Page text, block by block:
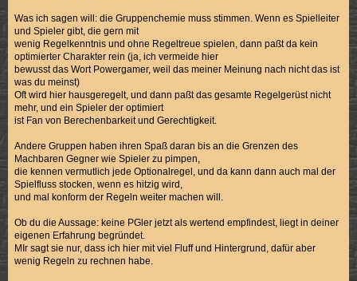
Was ich sagen will: die Gruppenchemie muss stimmen. Wenn es Spielleiter
und Spieler gibt, die gern mit
wenig Regelkenntnis und ohne Regeltreue spielen, dann paßt da kein
optimierter Charakter rein (ja, ich vermeide hier
bewusst das Wort Powergamer, weil das meiner Meinung nach nicht das ist
was du meinst)
Oft wird hier hausgeregelt, und dann paßt das gesamte Regelgerüst nicht
mehr, und ein Spieler der optimiert
ist Fan von Berechenbarkeit und Gerechtigkeit.
Andere Gruppen haben ihren Spaß daran bis an die Grenzen des
Machbaren Gegner wie Spieler zu pimpen,
die kennen vermutlich jede Optionalregel, und da kann dann auch mal der
Spielfluss stocken, wenn es hitzig wird,
und mal konform der Regeln weiter machen will.
Ob du die Aussage: keine PGler jetzt als wertend empfindest, liegt in deiner
eigenen Erfahrung begründet.
MIr sagt sie nur, dass ich hier mit viel Fluff und Hintergrund, dafür aber
wenig Regeln zu rechnen habe.